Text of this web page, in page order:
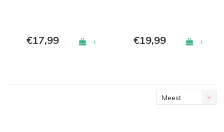
€17,99 + €19,99 +
Meest